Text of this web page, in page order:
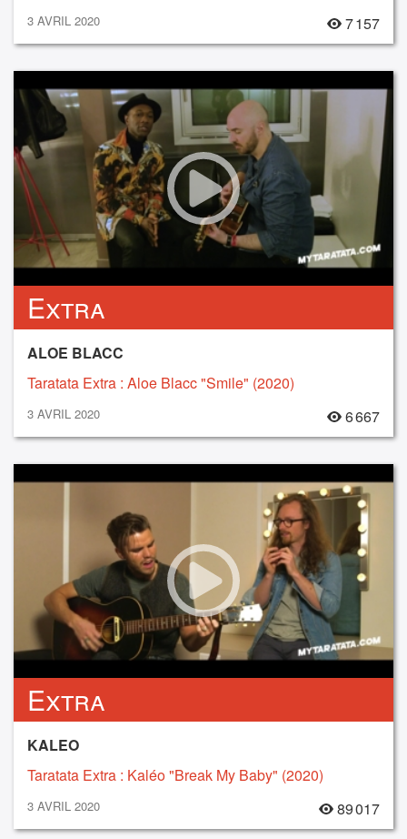
3 AVRIL 2020 7 157
Extra
ALOE BLACC
Taratata Extra : Aloe Blacc "Smile" (2020)
3 AVRIL 2020 6 667
Extra
KALEO
Taratata Extra : Kaléo "Break My Baby" (2020)
3 AVRIL 2020 89 017